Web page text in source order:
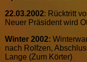
22.03.2002: Rücktritt
Neuer Präsident wird
Winter 2002:
nach Rolfzen,
Lange (Zum Körter)